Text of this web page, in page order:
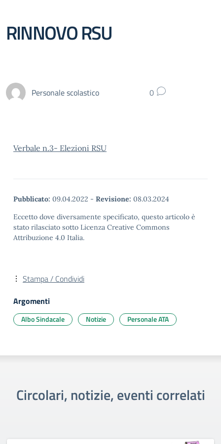
RINNOVO RSU
Personale scolastico 0
Verbale n.3- Elezioni RSU
Pubblicato: 09.04.2022 - Revisione: 08.03.2024
Eccetto dove diversamente specificato, questo articolo è
stato rilasciato sotto Licenza Creative Commons
Attribuzione 4.0 Italia.
Stampa / Condividi
Argomenti
Albo Sindacale Notizie Personale ATA
Circolari, notizie, eventi correlati